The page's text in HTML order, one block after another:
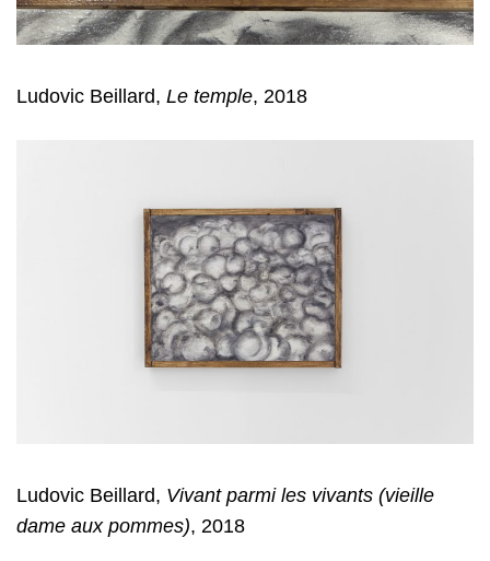
Ludovic Beillard, Le temple, 2018
Ludovic Beillard, Vivant parmi les vivants (vieille
dame aux pommes), 2018